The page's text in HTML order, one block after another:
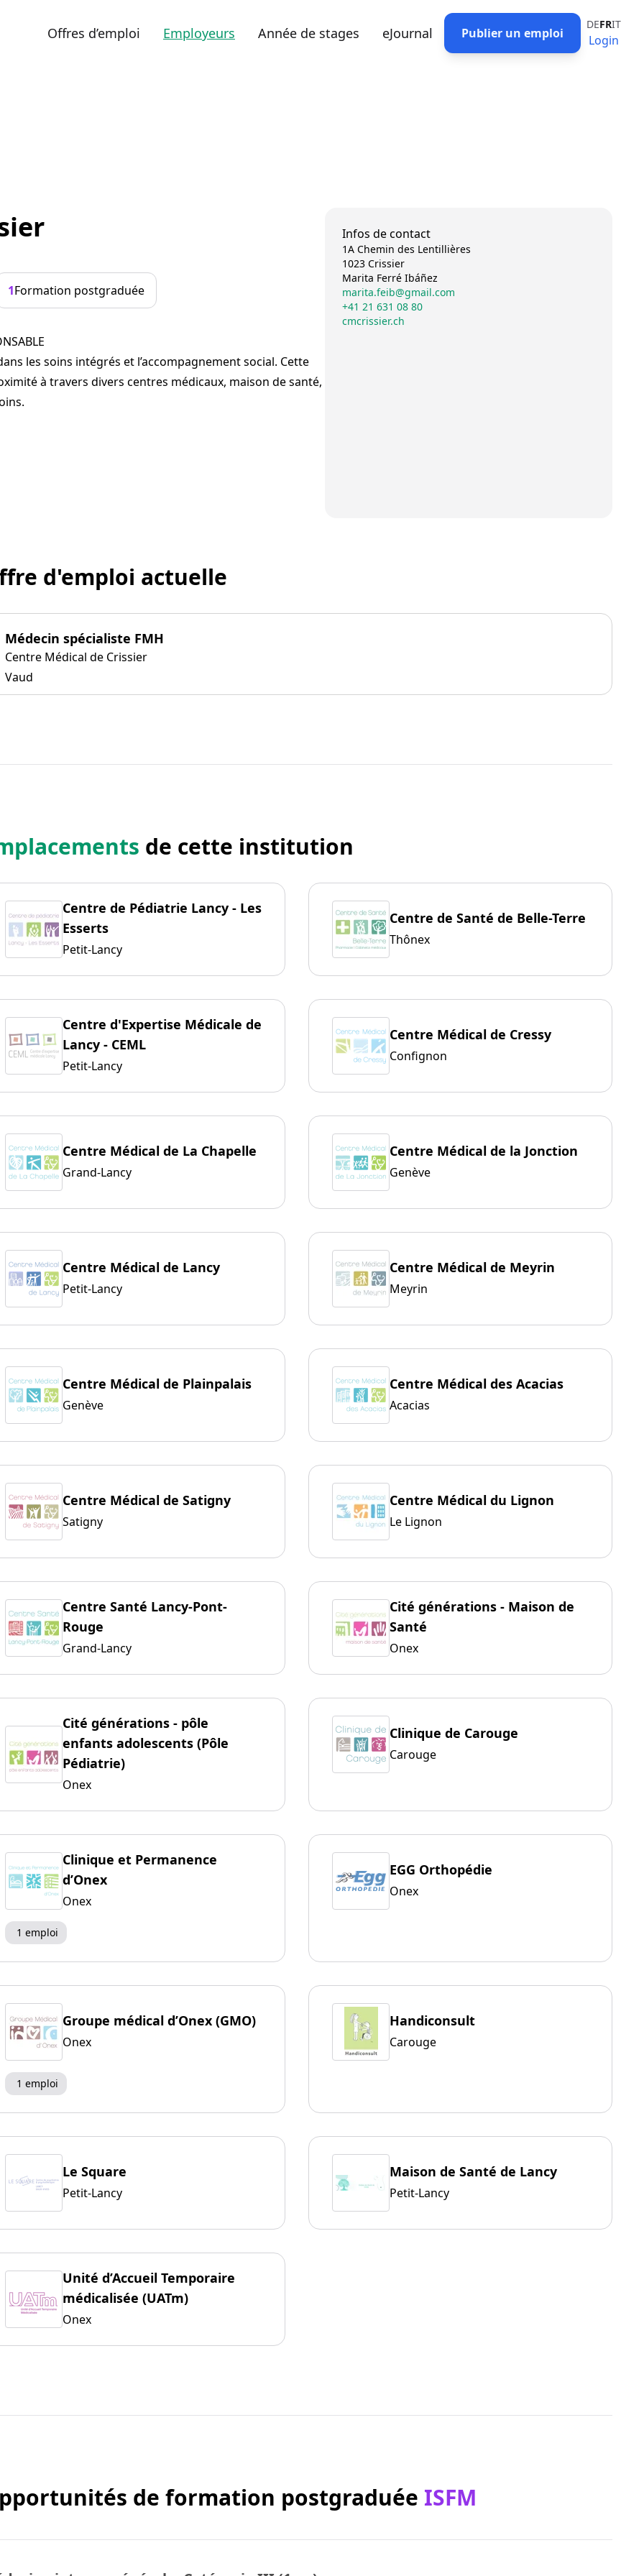
Offres d’emploi Employeurs Année de stages eJournal Publier un emploi
DEFRIT
Login
1Formation postgraduée
les soins intégrés et l’accompagnement social. Cette
à travers divers centres médicaux, maison de santé,
Infos de contact
1A Chemin des Lentillières
1023 Crissier
Marita Ferré Ibáñez
marita.feib@gmail.com
+41 21 631 08 80
cmcrissier.ch
d'emploi actuelle
Médecin spécialiste FMH
Centre Médical de Crissier
Vaud
de cette institution
Centre de Pédiatrie Lancy - Les
Esserts
Petit-Lancy
Centre de Santé de Belle-Terre
Thônex
Centre d'Expertise Médicale de
Lancy - CEML
Petit-Lancy
Centre Médical de Cressy
Confignon
Centre Médical de La Chapelle
Grand-Lancy
Centre Médical de la Jonction
Genève
Centre Médical de Lancy
Petit-Lancy
Centre Médical de Meyrin
Meyrin
Centre Médical de Plainpalais
Genève
Centre Médical des Acacias
Acacias
Centre Médical de Satigny
Satigny
Centre Médical du Lignon
Le Lignon
Centre Santé Lancy-Pont-
Rouge
Grand-Lancy
Cité générations - Maison de
Santé
Onex
Cité générations - pôle
enfants adolescents (Pôle
Pédiatrie)
Onex
Clinique de Carouge
Carouge
Clinique et Permanence
d’Onex
Onex
1 emploi
EGG Orthopédie
Onex
Groupe médical d’Onex (GMO)
Onex
1 emploi
Handiconsult
Carouge
Le Square
Petit-Lancy
Maison de Santé de Lancy
Petit-Lancy
Unité d’Accueil Temporaire
médicalisée (UATm)
Onex
de formation postgraduée ISFM